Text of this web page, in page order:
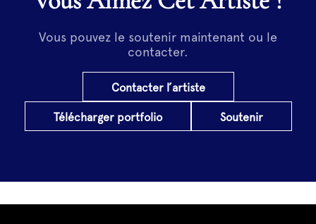
Vous pouvez le soutenir maintenant ou le
contacter.
Contacter l’artiste
Télécharger portfolio Soutenir